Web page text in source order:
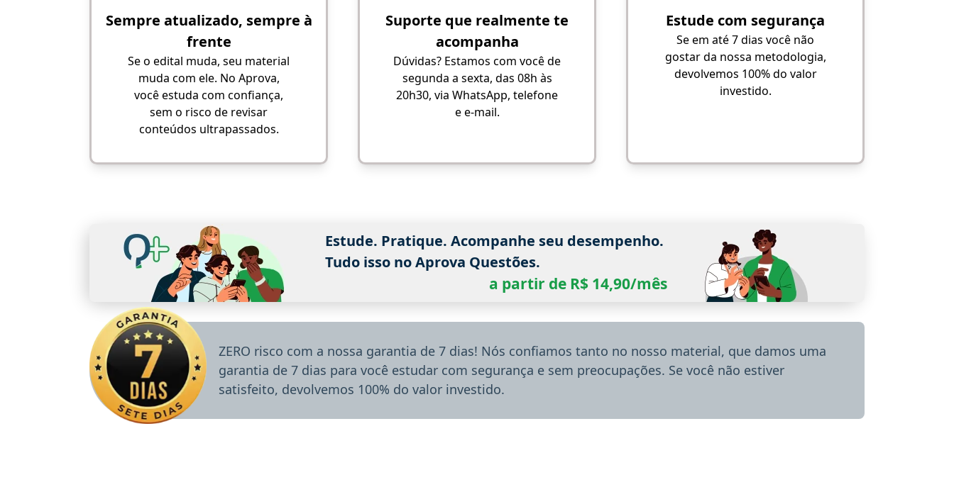
Sempre atualizado, sempre à
frente
Se o edital muda, seu material
muda com ele. No Aprova,
você estuda com confiança,
sem o risco de revisar
conteúdos ultrapassados.
Suporte que realmente te
acompanha
Dúvidas? Estamos com você de
segunda a sexta, das 08h às
20h30, via WhatsApp, telefone
e e-mail.
Estude com segurança
Se em até 7 dias você não
gostar da nossa metodologia,
devolvemos 100% do valor
investido.
Estude. Pratique. Acompanhe seu desempenho.
Tudo isso no Aprova Questões.
a partir de R$ 14,90/mês
ZERO risco com a nossa garantia de 7 dias! Nós confiamos tanto no nosso material, que damos uma
garantia de 7 dias para você estudar com segurança e sem preocupações. Se você não estiver
satisfeito, devolvemos 100% do valor investido.